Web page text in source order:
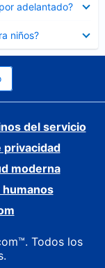
adelantado?
niños?
del servicio
privacidad
moderna
Todos los